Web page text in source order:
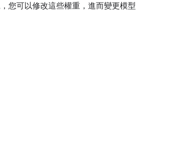
您可以修改這些權重，進而變更模型